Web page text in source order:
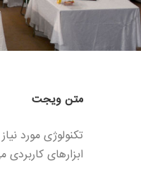
متن ویجت
تکنولوژی مورد
ابزارهای